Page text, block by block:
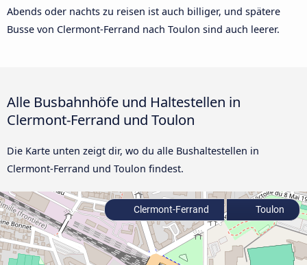
Abends oder nachts zu reisen ist auch billiger, und spätere
Busse von Clermont-Ferrand nach Toulon sind auch leerer.
Alle Busbahnhöfe und Haltestellen in
Clermont-Ferrand und Toulon
Die Karte unten zeigt dir, wo du alle Bushaltestellen in
Clermont-Ferrand und Toulon findest.
Clermont-Ferrand Toulon